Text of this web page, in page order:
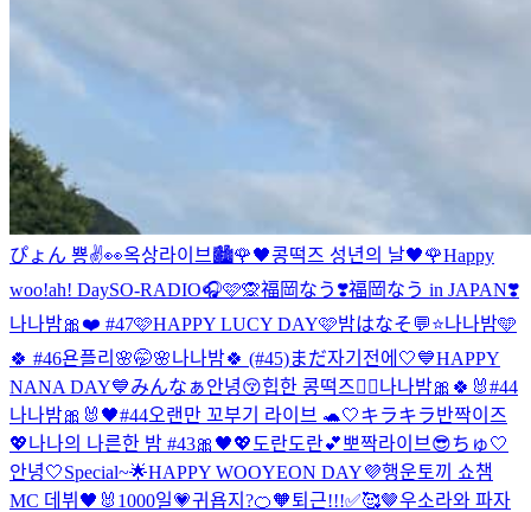
ぴょん 뿅✌️👀옥상라이브🏙️🌹🖤콩떡즈 성년의 날🖤🌹Happy
woo!ah! DaySO-RADIO🎧🩷🙊福岡なう❣️福岡なう in JAPAN❣️
나나밤🎀❤️ #47🩷HAPPY LUCY DAY🩷밤はなそ💬⭐️나나밤🩵
🍀 #46욘플리🌸🤭🌸나나밤🍀 (#45)まだ자기전에🤍💙HAPPY
NANA DAY💙みんなぁ안녕😚힙한 콩떡즈✌🏻나나밤🎀🍀🐰#44
나나밤🎀🐰🖤#44오랜만 꼬부기 라이브 🐢🤍キラキラ반짝이즈
💖나나의 나른한 밤 #43🎀🖤💖 도란도란💕뽀짝라이브😎ちゅ🤍
안녕🤍Special~🌟HAPPY WOOYEON DAY💜행운토끼 쇼챔
MC 데뷔🖤🐰 1000일💗귀욥지?🍊🧡퇴근!!!✅🥰🤎우소라와 파자